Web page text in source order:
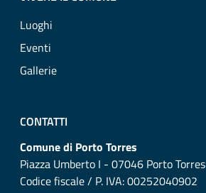
Luoghi
Eventi
Gallerie
CONTATTI
Comune di Porto Torres
Piazza Umberto I - 07046 Porto Torres
Codice fiscale / P. IVA: 00252040902